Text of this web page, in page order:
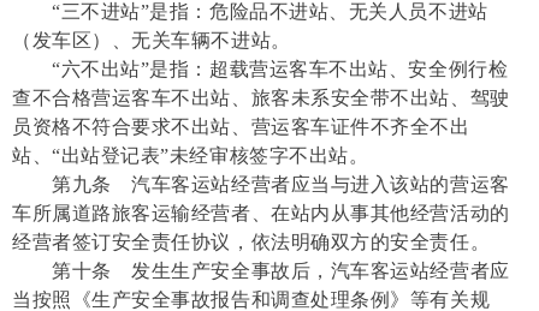
“三不进站”是指：危险品不进站、无关人员不进站
（发车区）、无关车辆不进站。
“六不出站”是指：超载营运客车不出站、安全例行检
查不合格营运客车不出站、旅客未系安全带不出站、驾驶
员资格不符合要求不出站、营运客车证件不齐全不出
站、“出站登记表”未经审核签字不出站。
第九条 汽车客运站经营者应当与进入该站的营运客
车所属道路旅客运输经营者、在站内从事其他经营活动的
经营者签订安全责任协议，依法明确双方的安全责任。
第十条 发生生产安全事故后，汽车客运站经营者应
当按照《生产安全事故报告和调查处理条例》等有关规